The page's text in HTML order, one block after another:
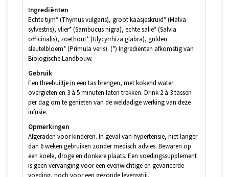
Ingrediënten
Echte tijm* (Thymus vulgaris), groot kaasjeskruid* (Malva
sylvestris), vlier* (Sambucus nigra), echte salie* (Salvia
officinalis), zoethout* (Glycyrrhiza glabra), gulden
sleutelbloem* (Primula veris). (*) Ingrediënten afkomstig van
Biologische Landbouw.
Gebruik
Een theebuiltje in een tas brengen, met kokend water
overgieten en 3 à 5 minuten laten trekken. Drink 2 à 3 tassen
per dag om te genieten van de weldadige werking van deze
infusie.
Opmerkingen
Afgeraden voor kinderen. In geval van hypertensie, niet langer
dan 6 weken gebruiken zonder medisch advies. Bewaren op
een koele, droge en donkere plaats. Een voedingssupplement
is geen vervanging voor een evenwichtige en gevarieerde
voeding, noch voor een gezonde levensstijl.